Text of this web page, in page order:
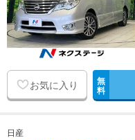
お気に入り 無
料
日産